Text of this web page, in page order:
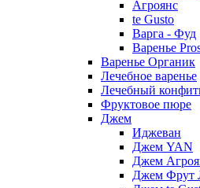
Агроянс
te Gusto
Варга - Фуд
Варенье
Варенье Органик
Лечебное варенье
Лечебный
Фруктовое пюре
Джем
Иджеван
Джем YAN
Джем
Джем Фрут